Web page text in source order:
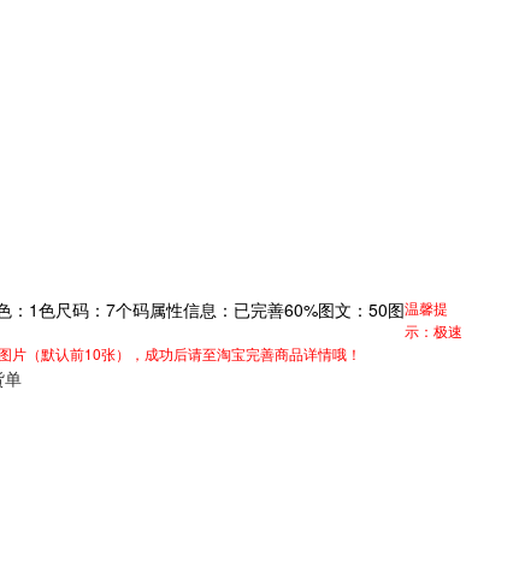
： 1色尺码： 7个码属性信息： 已完善60%图文： 50图温馨提
示：极速
片（默认前10张），成功后请至淘宝完善商品详情哦！
单